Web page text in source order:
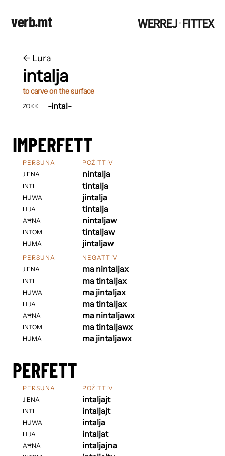
verb.mt WERREJ·FITTEX
← ​​Lura
intalja
to carve on the surface
ZOKK -intal-
IMPERFETT
PERSUNA
JIENA
INTI
HUWA
HIJA
AĦNA
INTOM
HUMA
POŻITTIV
nintalja
tintalja
jintalja
tintalja
nintaljaw
tintaljaw
jintaljaw
PERSUNA
JIENA
INTI
HUWA
HIJA
AĦNA
INTOM
HUMA
NEGATTIV
ma nintaljax
ma tintaljax
ma jintaljax
ma tintaljax
ma nintaljawx
ma tintaljawx
ma jintaljawx
PERFETT
PERSUNA
JIENA
INTI
HUWA
HIJA
AĦNA
POŻITTIV
intaljajt
intaljajt
intalja
intaljat
intaljajna